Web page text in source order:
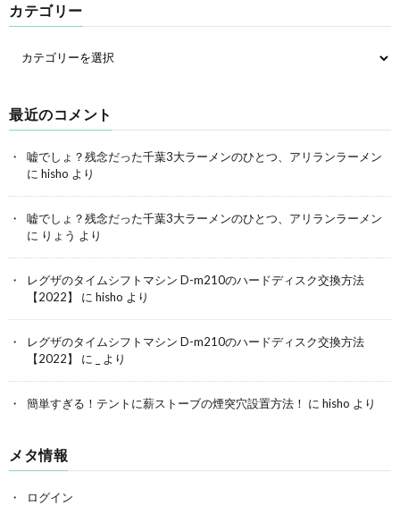
カテゴリー
最近のコメント
嘘でしょ？残念だった千葉3大ラーメンのひとつ、アリランラーメン
に hisho より
嘘でしょ？残念だった千葉3大ラーメンのひとつ、アリランラーメン
に りょう より
レグザのタイムシフトマシン D-m210のハードディスク交換方法
【2022】
に hisho より
レグザのタイムシフトマシン D-m210のハードディスク交換方法
【2022】
に より
簡単すぎる！テントに薪ストーブの煙突穴設置方法！ に hisho より
メタ情報
ログイン